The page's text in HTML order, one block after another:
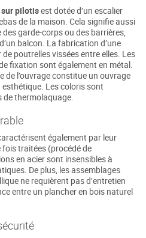
pilotisest dotée d’un escalier
de la maison. Cela signifie aussi
garde-corps ou des barrières,
balcon. La fabrication d’une
poutrelles vissées entre elles. Les
fixation sont également en métal.
de l’ouvrage constitue un ouvrage
Les coloris sont
de thermolaquage.
également par leur
traitées (procédé de
en acier sont insensibles à
De plus, les assemblages
ne requièrent pas d’entretien
entre un plancher en bois naturel